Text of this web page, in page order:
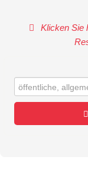
Klicken Sie